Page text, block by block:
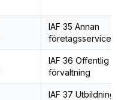
IAF 35 Annan
företagsservice
IAF 36 Offentlig
förvaltning
IAF 37 Utbildning